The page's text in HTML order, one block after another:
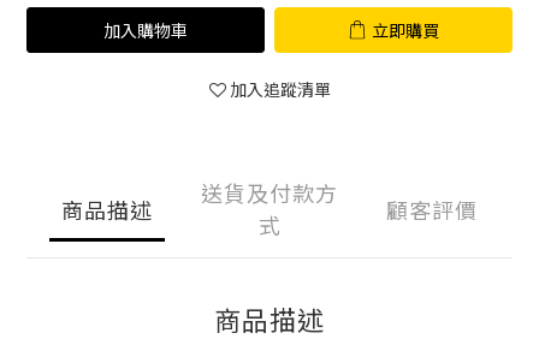
加入購物車 立即購買
加入追蹤清單
商品描述
送貨及付款方
式
顧客評價
商品描述